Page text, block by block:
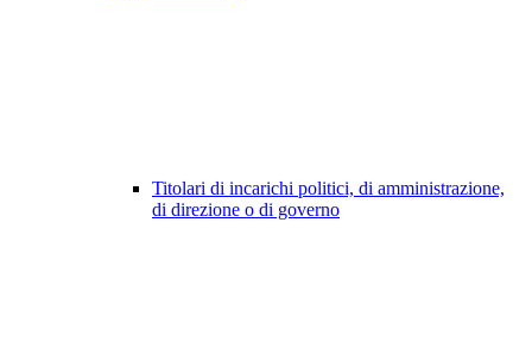
Titolari di incarichi politici, di amministrazione,
di direzione o di governo